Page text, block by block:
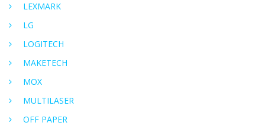
LEXMARK
LG
LOGITECH
MAKETECH
MOX
MULTILASER
OFF PAPER